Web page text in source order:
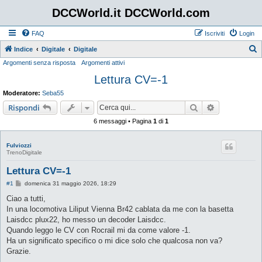
DCCWorld.it DCCWorld.com
FAQ Login
Iscriviti
Indice Digitale Digitale
Argomenti senza risposta Argomenti attivi
Lettura CV=-1
Moderatore: Seba55
Rispondi Cerca
6 messaggi • Pagina 1 di 1
Fulviozzi
TrenoDigitale
Lettura CV=-1
#1
M
s
a
g
i
o
domenica 31 maggio 2026, 18:29
Ciao a tutti,
In una locomotiva Liliput Vienna Br42 cablata da me con la basetta
Laisdcc plux22, ho messo un decoder Laisdcc.
Quando leggo le CV con Rocrail mi da come valore -1.
Ha un significato specifico o mi dice solo che qualcosa non va?
Grazie.